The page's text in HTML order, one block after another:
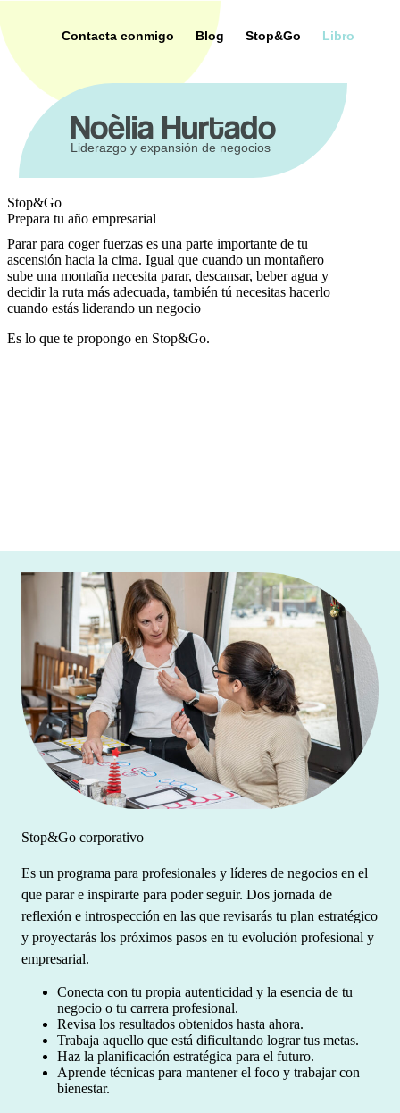
contenido
Contacta conmigo Blog Stop&Go Libro
Noèlia Hurtado
Liderazgo y expansión de negocios
Stop&Go
Prepara tu año empresarial
Parar para coger fuerzas es una parte importante de tu
ascensión hacia la cima. Igual que cuando un montañero
sube una montaña necesita parar, descansar, beber agua y
decidir la ruta más adecuada, también tú necesitas hacerlo
cuando estás liderando un negocio
Es lo que te propongo en Stop&Go.
Stop&Go corporativo
Es un programa para profesionales y líderes de negocios en el
que parar e inspirarte para poder seguir. Dos jornada de
reflexión e introspección en las que revisarás tu plan estratégico
y proyectarás los próximos pasos en tu evolución profesional y
empresarial.
Conecta con tu propia autenticidad y la esencia de tu
negocio o tu carrera profesional.
Revisa los resultados obtenidos hasta ahora.
Trabaja aquello que está dificultando lograr tus metas.
Haz la planificación estratégica para el futuro.
Aprende técnicas para mantener el foco y trabajar con
bienestar.